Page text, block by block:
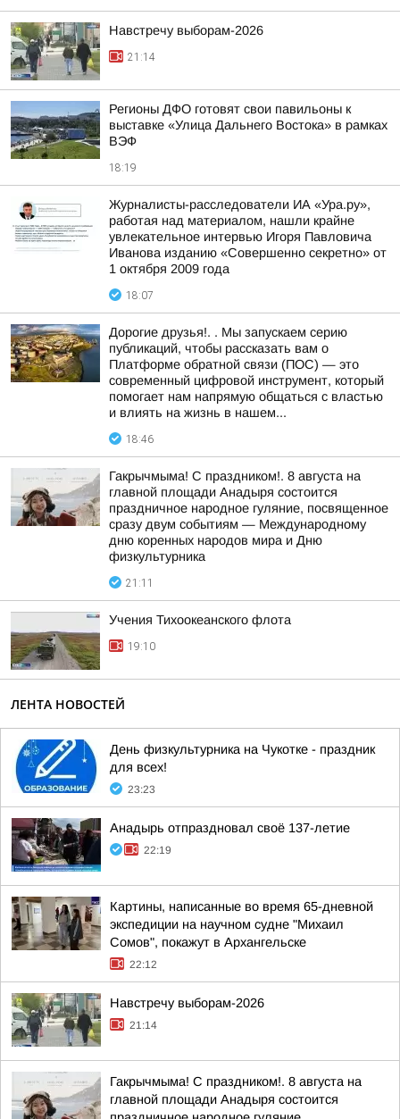
Навстречу выборам-2026
21:14
Регионы ДФО готовят свои павильоны к
выставке «Улица Дальнего Востока» в рамках
ВЭФ
18:19
Журналисты-расследователи ИА «Ура.ру»,
работая над материалом, нашли крайне
увлекательное интервью Игоря Павловича
Иванова изданию «Совершенно секретно» от
1 октября 2009 года
18:07
Дорогие друзья!. . Мы запускаем серию
публикаций, чтобы рассказать вам о
Платформе обратной связи (ПОС) — это
современный цифровой инструмент, который
помогает нам напрямую общаться с властью
и влиять на жизнь в нашем...
18:46
Гакрычмыма! С праздником!. 8 августа на
главной площади Анадыря состоится
праздничное народное гуляние, посвященное
сразу двум событиям — Международному
дню коренных народов мира и Дню
физкультурника
21:11
Учения Тихоокеанского флота
19:10
ЛЕНТА НОВОСТЕЙ
День физкультурника на Чукотке - праздник
для всех!
23:23
Анадырь отпраздновал своё 137-летие
22:19
Картины, написанные во время 65-дневной
экспедиции на научном судне "Михаил
Сомов", покажут в Архангельске
22:12
Навстречу выборам-2026
21:14
Гакрычмыма! С праздником!. 8 августа на
главной площади Анадыря состоится